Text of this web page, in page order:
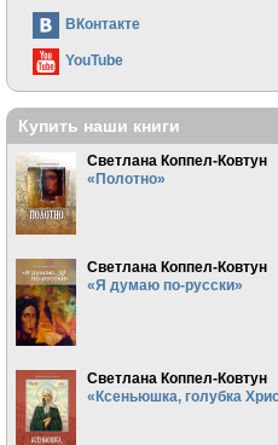
ВКонтакте
YouTube
Купить наши книги
Светлана Коппел-Ковтун
«Полотно»
Светлана Коппел-Ковтун
«Я думаю по-русски»
Светлана Коппел-Ковтун
«Ксеньюшка, голубка